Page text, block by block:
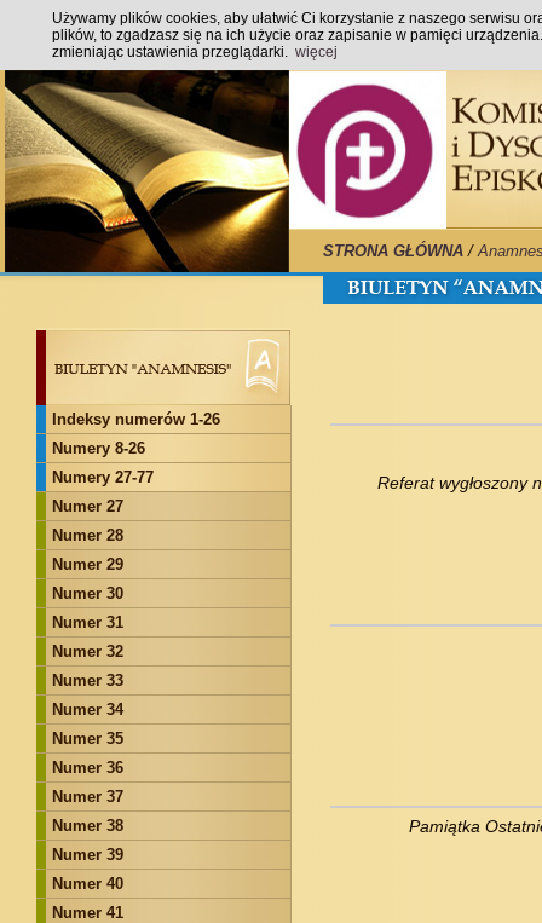
Używamy plików cookies, aby ułatwić Ci korzystanie z naszego serwisu
plików, to zgadzasz się na ich użycie oraz zapisanie w pamięci
zmieniając ustawienia przeglądarki. więcej
STRONA GŁÓWNA /
Indeksy numerów 1-26
Numery 8-26
Numery 27-77
Numer 27
Numer 28
Numer 29
Numer 30
Numer 31
Numer 32
Numer 33
Numer 34
Numer 35
Numer 36
Numer 37
Numer 38
Numer 39
Numer 40
Numer 41
Referat wygłoszony
Pamiątka